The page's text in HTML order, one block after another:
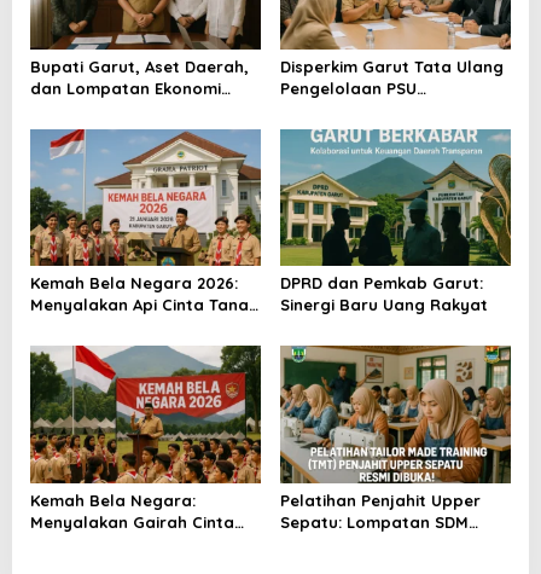
p
o
s
Bupati Garut, Aset Daerah,
dan Lompatan Ekonomi
Disperkim Garut Tata Ulang
Pengelolaan PSU
Kemah Bela Negara 2026:
Menyalakan Api Cinta Tanah
DPRD dan Pemkab Garut:
Sinergi Baru Uang Rakyat
Kemah Bela Negara:
Menyalakan Gairah Cinta
Pelatihan Penjahit Upper
Sepatu: Lompatan SDM